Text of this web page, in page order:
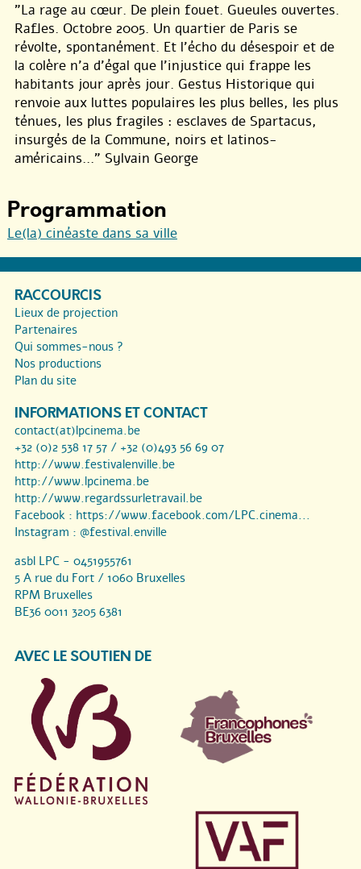
"La rage au cœur. De plein fouet. Gueules ouvertes.
Rafles. Octobre 2005. Un quartier de Paris se
révolte, spontanément. Et l’écho du désespoir et de
la colère n’a d’égal que l’injustice qui frappe les
habitants jour après jour. Gestus Historique qui
renvoie aux luttes populaires les plus belles, les plus
ténues, les plus fragiles : esclaves de Spartacus,
insurgés de la Commune, noirs et latinos-
américains...” Sylvain George
Programmation
Le(la) cinéaste dans sa ville
RACCOURCIS
Lieux de projection
Partenaires
Qui sommes-nous ?
Nos productions
Plan du site
INFORMATIONS ET CONTACT
contact(at)lpcinema.be
+32 (0)2 538 17 57 / +32 (0)493 56 69 07
http://www.festivalenville.be
http://www.lpcinema.be
http://www.regardssurletravail.be
Facebook : https://www.facebook.com/LPC.cinema...
Instagram : @festival.enville
asbl LPC - 0451955761
5 A rue du Fort / 1060 Bruxelles
RPM Bruxelles
BE36 0011 3205 6381
AVEC LE SOUTIEN DE